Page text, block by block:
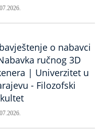
o nabavci
ručnog 3D
| Univerzitet u
- Filozofski